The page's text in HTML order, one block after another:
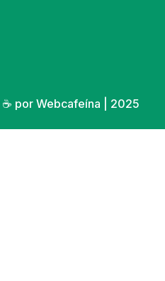
por Webcafeína | 2025